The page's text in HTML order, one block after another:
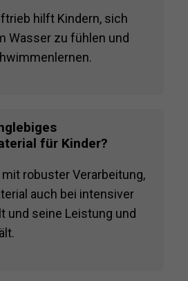
hilft Kindern, sich
Wasser zu fühlen und
für Kinder?
robuster Verarbeitung,
auch bei intensiver
und seine Leistung und